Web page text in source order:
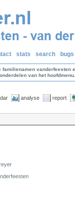
stats search bugs
van het hoofdmenu.
analyse report